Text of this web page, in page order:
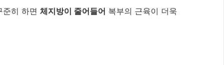
히 하면 체지방이 줄어들어 복부의 근육이 더욱